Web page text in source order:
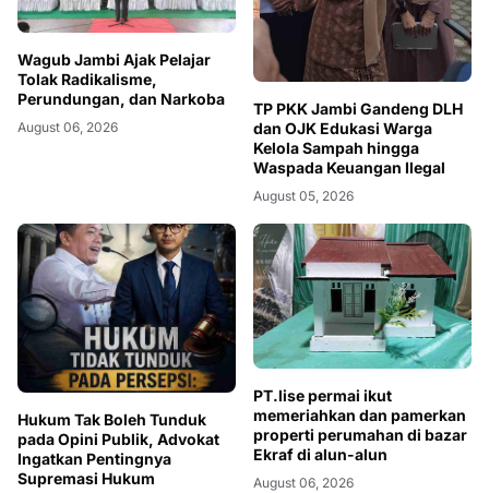
Wagub Jambi Ajak Pelajar
Tolak Radikalisme,
Perundungan, dan Narkoba
August 06, 2026
TP PKK Jambi Gandeng DLH
dan OJK Edukasi Warga
Kelola Sampah hingga
Waspada Keuangan Ilegal
August 05, 2026
Hukum Tak Boleh Tunduk
pada Opini Publik, Advokat
Ingatkan Pentingnya
Supremasi Hukum
PT.lise permai ikut
memeriahkan dan pamerkan
properti perumahan di bazar
Ekraf di alun-alun
August 06, 2026